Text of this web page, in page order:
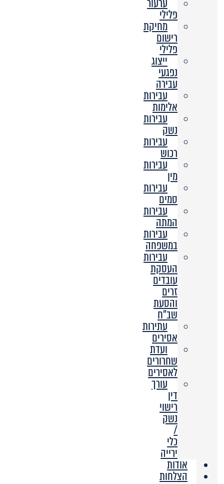
פלילי
מחיקת
רישום
פלילי
ייצוג
נפגעי
עבירה
עבירות
אלימות
עבירות
נשק
עבירות
רכוש
עבירות
מין
עבירות
סמים
עבירות
המתה
עבירות
במשפחה
עבירות
העסקת
עובדים
זרים
והסעת
שב”ח
עתירות
אסירים
ועדת
שחרורים
לאסירים
עורך
דין
רישוי
נשק
/
כלי
ירייה
אודות
הצלחות